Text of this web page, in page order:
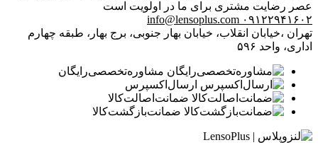
عصر رضایت مشتری برای ما در اولویت است
۰۹۱۲۲۹۴۱۶۰۲ info@lensoplus.com
تهران ،خیابان انقلاب، خیابان بهار جنوبی، برج بهار، طبقه چهارم
اداری، واحد ۵۹۶
مشاوره‌تخصصی‌رایگان
ارسال‌اکسپرس
ضمانت‌اصالت‌کالا
ضمانت‌بازگشت‌کالا